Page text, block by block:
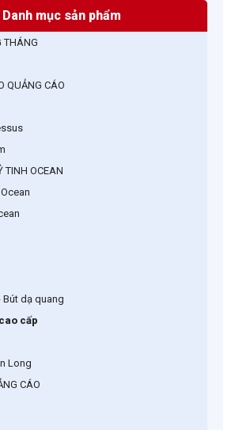
Danh mục sản phẩm
THÁNG
QUẢNG CÁO
TINH OCEAN
Bút dạ quang
cấp
Long
CÁO